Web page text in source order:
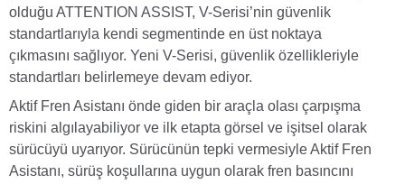
olduğu ATTENTION ASSIST, V-Serisi’nin güvenlik
standartlarıyla kendi segmentinde en üst noktaya
çıkmasını sağlıyor. Yeni V-Serisi, güvenlik özellikleriyle
standartları belirlemeye devam ediyor.
Aktif Fren Asistanı önde giden bir araçla olası çarpışma
riskini algılayabiliyor ve ilk etapta görsel ve işitsel olarak
sürücüyü uyarıyor. Sürücünün tepki vermesiyle Aktif Fren
Asistanı, sürüş koşullarına uygun olarak fren basıncını